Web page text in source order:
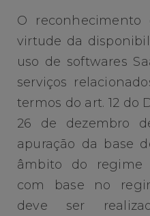
O
virtude da
uso de softwares
serviços
termos do art. 12 do
26 de dezembro
apuração da base
âmbito do regime
com base no
deve ser